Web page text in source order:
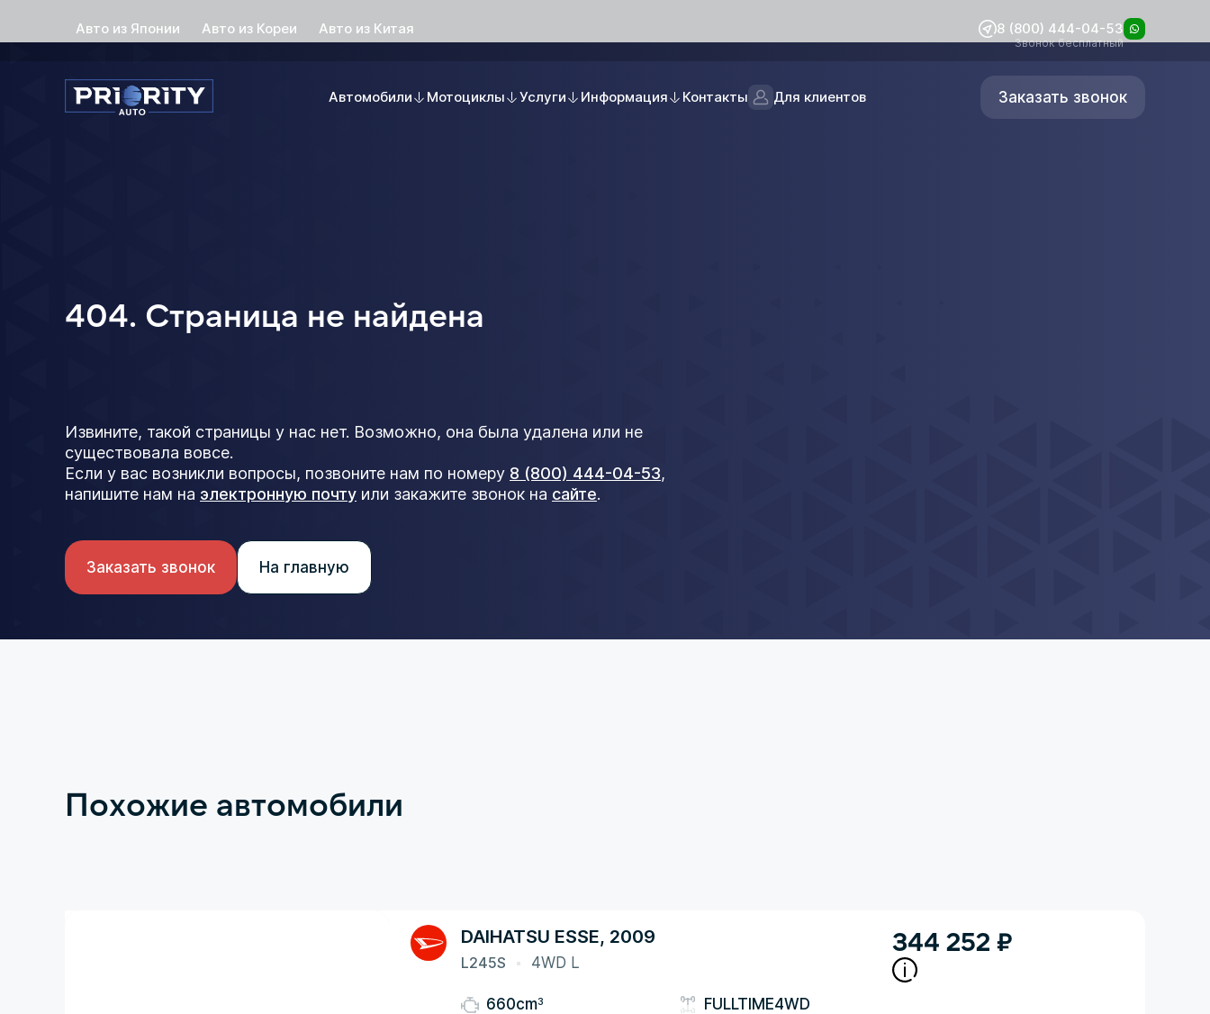
Авто из Японии Авто из Кореи Авто из Китая 8 (800) 444-04-53
Звонок бесплатный
Автомобили Мотоциклы Услуги Информация Контакты Для клиентов Заказать звонок
404. Страница не найдена
Извините, такой страницы у нас нет. Возможно, она была удалена или не
существовала вовсе.
Если у вас возникли вопросы, позвоните нам по номеру 8 (800) 444-04-53,
напишите нам на электронную почту или закажите звонок на сайте.
Заказать звонок На главную
Похожие автомобили
DAIHATSU ESSE, 2009
L245S 4WD L
660cm3
FULLTIME4WD
344 252 ₽